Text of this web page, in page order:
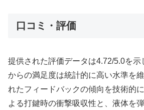
口コミ・評価
提供された評価データは4.72/5.0を示
からの満足度は統計的に高い水準を
れたフィードバックの傾向を技術的
よる打鍵時の衝撃吸収性と、液体を